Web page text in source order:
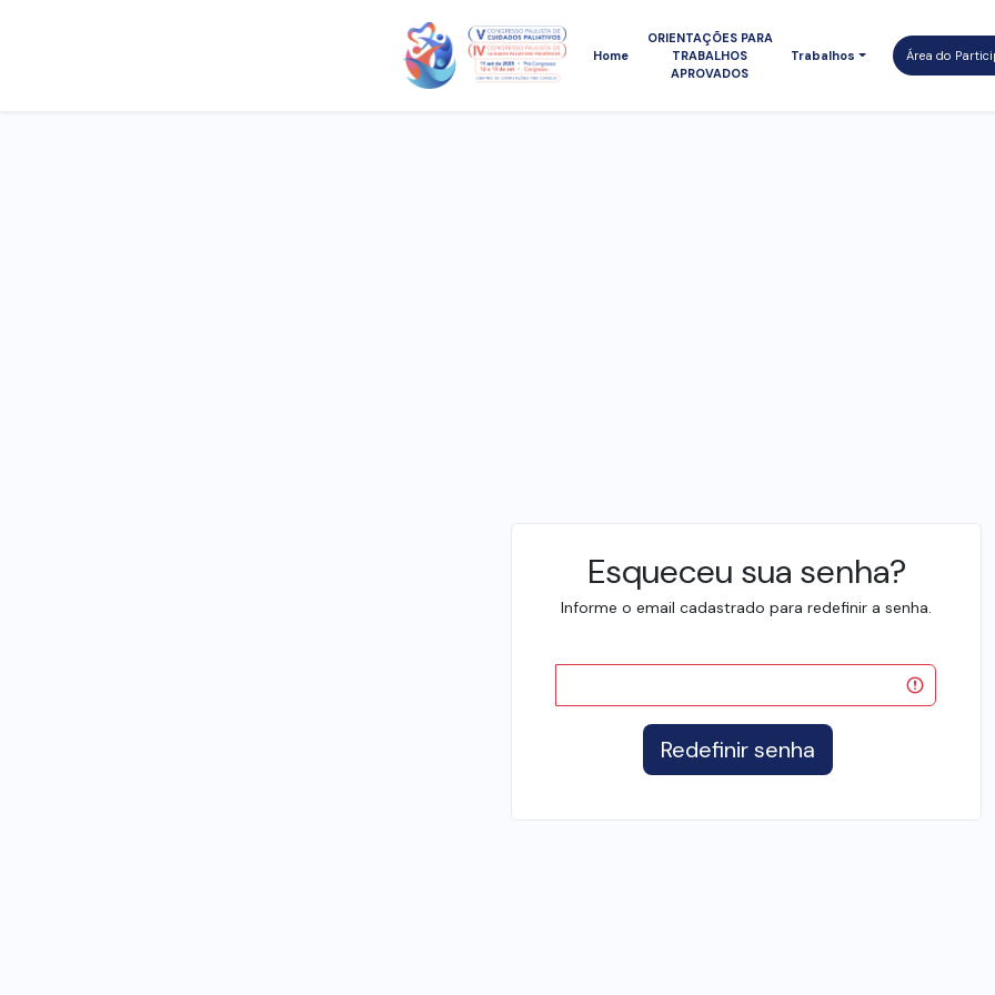
Home
ORIENTAÇÕES PARA
TRABALHOS
APROVADOS
Trabalhos Área do
Esqueceu sua senha?
Informe o email cadastrado para redefinir a senha.
Redefinir senha